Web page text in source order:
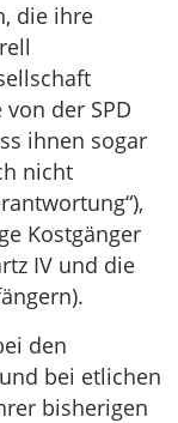
die ihre
der SPD
ihnen sogar
nicht
Kostgänger
IV und die
den
bei etlichen
bisherigen